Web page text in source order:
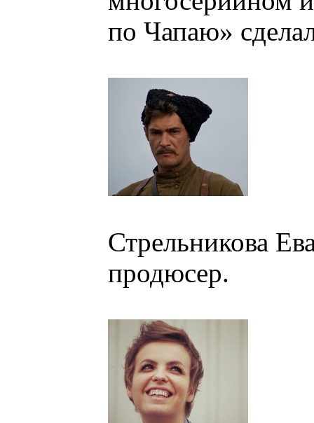
по Чапаю»
Стрельникова
продюсер.